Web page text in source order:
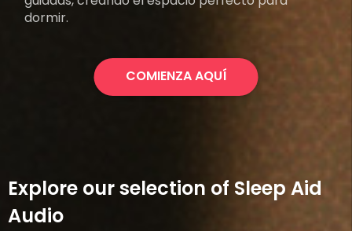
dormir.
COMIENZA AQUÍ
Explore our selection of Sleep Aid
Audio